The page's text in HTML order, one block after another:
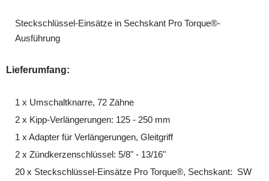
Steckschlüssel-Einsätze in Sechskant Pro Torque®-
Ausführung
Lieferumfang:
1 x Umschaltknarre, 72 Zähne
2 x Kipp-Verlängerungen: 125 - 250 mm
1 x Adapter für Verlängerungen, Gleitgriff
2 x Zündkerzenschlüssel: 5/8" - 13/16"
20 x Steckschlüssel-Einsätze Pro Torque®, Sechskant: SW